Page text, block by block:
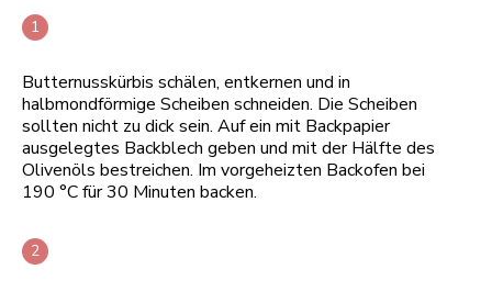
Butternusskürbis schälen, entkernen und in
halbmondförmige Scheiben schneiden. Die Scheiben
sollten nicht zu dick sein. Auf ein mit Backpapier
ausgelegtes Backblech geben und mit der Hälfte des
Olivenöls bestreichen. Im vorgeheizten Backofen bei
190 °C für 30 Minuten backen.